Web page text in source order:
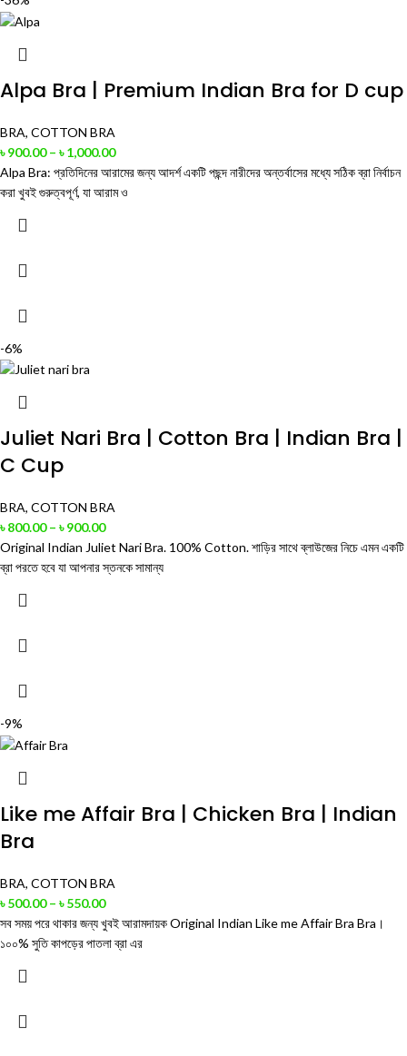
Alpa Bra | Premium Indian Bra for D cup
BRA, COTTON BRA
৳900.00 – ৳1,000.00
Alpa Bra: প্রতিদিনের আরামের জন্য আদর্শ একটি পছন্দ নারীদের অন্তর্বাসের মধ্যে সঠিক ব্রা নির্বাচন
করা খুবই গুরুত্বপূর্ণ, যা আরাম ও
-6%
Juliet Nari Bra | Cotton Bra | Indian Bra |
C Cup
BRA, COTTON BRA
৳800.00 – ৳900.00
Original Indian Juliet Nari Bra. 100% Cotton. শাড়ির সাথে ব্লাউজের নিচে এমন একটি
ব্রা পরতে হবে যা আপনার স্তনকে সামান্য
-9%
Like me Affair Bra | Chicken Bra | Indian
Bra
BRA, COTTON BRA
৳500.00 – ৳550.00
সব সময় পরে থাকার জন্য খুবই আরামদায়ক Original Indian Like me Affair Bra Bra।
১০০% সুতি কাপড়ের পাতলা ব্রা এর